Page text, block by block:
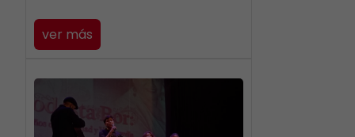
ver más